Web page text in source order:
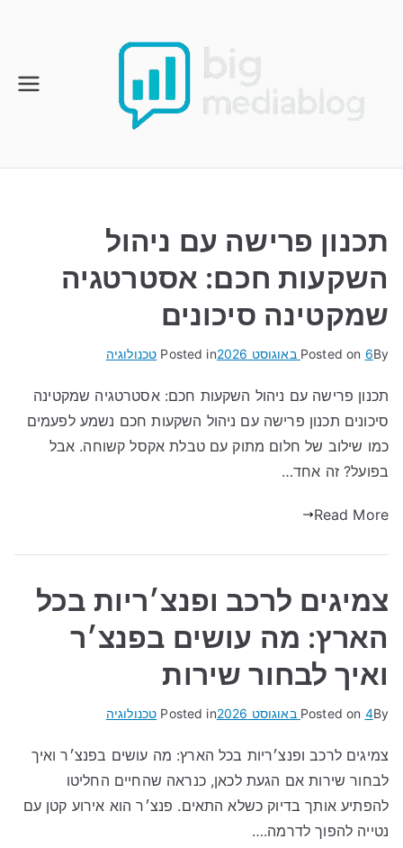
תכנון פרישה עם ניהול
השקעות חכם: אסטרטגיה
שמקטינה סיכונים
By
Posted on 6 באוגוסט 2026 Posted in טכנולוגיה
תכנון פרישה עם ניהול השקעות חכם: אסטרטגיה שמקטינה
סיכונים תכנון פרישה עם ניהול השקעות חכם נשמע לפעמים
כמו שילוב של חלום מתוק עם טבלת אקסל קשוחה. אבל
בפועל? זה אחד…
Read More
צמיגים לרכב ופנצ׳ריות בכל
הארץ: מה עושים בפנצ׳ר
ואיך לבחור שירות
By
Posted on 4 באוגוסט 2026 Posted in טכנולוגיה
צמיגים לרכב ופנצ׳ריות בכל הארץ: מה עושים בפנצ׳ר ואיך
לבחור שירות אם הגעת לכאן, כנראה שהחיים החליטו
להפתיע אותך בדיוק כשלא התאים. פנצ׳ר הוא אירוע קטן עם
נטייה להפוך לדרמה.…